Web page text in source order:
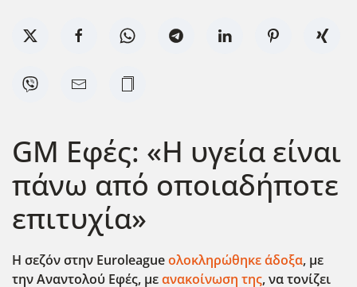
GM Εφές: «Η υγεία είναι
πάνω από οποιαδήποτε
επιτυχία»
Η σεζόν στην Euroleagueολοκληρώθηκε άδοξα, με
την Αναντολού Εφές, μεανακοίνωση της, να τονίζει